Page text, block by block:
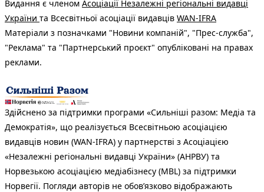
Видання є членом Асоціації Незалежні регіональні видавці
України та Всесвітньої асоціації видавців WAN-IFRA
Матеріали з позначками "Новини компаній", "Прес-служба",
"Реклама" та "Партнерський проєкт" опубліковані на правах
реклами.
Здійснено за підтримки програми «Сильніші разом: Медіа та
Демократія», що реалізується Всесвітньою асоціацією
видавців новин (WAN-IFRA) у партнерстві з Асоціацією
«Незалежні регіональні видавці України» (АНРВУ) та
Норвезькою асоціацією медіабізнесу (MBL) за підтримки
Норвегії. Погляди авторів не обов’язково відображають